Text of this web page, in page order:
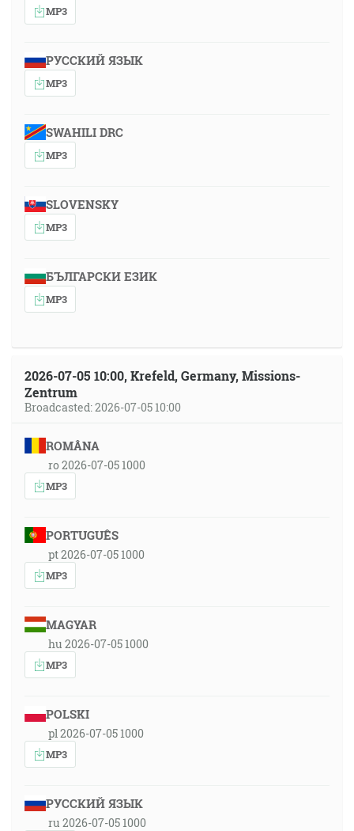
MP3
РУССКИЙ ЯЗЫК
MP3
SWAHILI DRC
MP3
SLOVENSKY
MP3
БЪЛГАРСКИ ЕЗИК
MP3
2026-07-05 10:00, Krefeld, Germany, Missions-
Zentrum
Broadcasted: 2026-07-05 10:00
ROMÂNA
ro 2026-07-05 1000
MP3
PORTUGUÊS
pt 2026-07-05 1000
MP3
MAGYAR
hu 2026-07-05 1000
MP3
POLSKI
pl 2026-07-05 1000
MP3
РУССКИЙ ЯЗЫК
ru 2026-07-05 1000